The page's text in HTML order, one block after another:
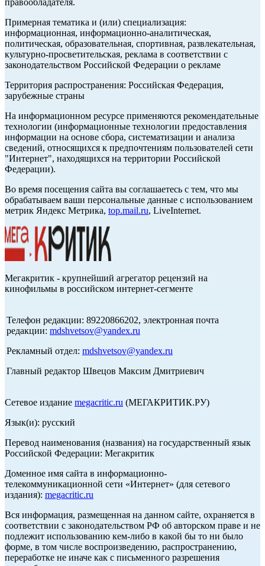
правообладателя.
Примерная тематика и (или) специализация:
информационная, информационно-аналитическая,
политическая, образовательная, спортивная, развлекательная,
культурно-просветительская, реклама в соответствии с
законодательством Российской Федерации о рекламе
Территория распространения: Российская Федерация,
зарубежные страны
На информационном ресурсе применяются рекомендательные
технологии (информационные технологии предоставления
информации на основе сбора, систематизации и анализа
сведений, относящихся к предпочтениям пользователей сети
"Интернет", находящихся на территории Российской
Федерации).
Во время посещения сайта вы соглашаетесь с тем, что мы
обрабатываем ваши персональные данные с использованием
метрик Яндекс Метрика, top.mail.ru, LiveInternet.
Мегакритик - крупнейший агрегатор рецензий на
кинофильмы в российском интернет-сегменте
Телефон редакции: 89220866202, электронная почта
редакции: mdshvetsov@yandex.ru
Рекламный отдел: mdshvetsov@yandex.ru
Главный редактор Швецов Максим Дмитриевич
Сетевое издание megacritic.ru (МЕГАКРИТИК.РУ)
Язык(и): русский
Перевод наименования (названия) на государственный язык
Российской Федерации: Мегакритик
Доменное имя сайта в информационно-
телекоммуникационной сети «Интернет» (для сетевого
издания): megacritic.ru
Вся информация, размещенная на данном сайте, охраняется в
соответствии с законодательством РФ об авторском праве и не
подлежит использованию кем-либо в какой бы то ни было
форме, в том числе воспроизведению, распространению,
переработке не иначе как с письменного разрешения